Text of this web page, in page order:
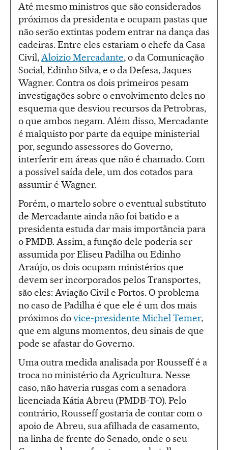
Até mesmo ministros que são considerados
próximos da presidenta e ocupam pastas que
não serão extintas podem entrar na dança das
cadeiras. Entre eles estariam o chefe da Casa
Civil,Aloizio Mercadante, o da Comunicação
Social, Edinho Silva, e o da Defesa, Jaques
Wagner. Contra os dois primeiros pesam
investigações sobre o envolvimento deles no
esquema que desviou recursos da Petrobras,
o que ambos negam. Além disso, Mercadante
é malquisto por parte da equipe ministerial
por, segundo assessores do Governo,
interferir em áreas que não é chamado. Com
a possível saída dele, um dos cotados para
assumir é Wagner.
Porém, o martelo sobre o eventual substituto
de Mercadante ainda não foi batido e a
presidenta estuda dar mais importância para
o PMDB. Assim, a função dele poderia ser
assumida por Eliseu Padilha ou Edinho
Araújo, os dois ocupam ministérios que
devem ser incorporados pelos Transportes,
são eles: Aviação Civil e Portos. O problema
no caso de Padilha é que ele é um dos mais
próximos dovice-presidente Michel Temer,
que em alguns momentos, deu sinais de que
pode se afastar do Governo.
Uma outra medida analisada por Rousseff é a
troca no ministério da Agricultura. Nesse
caso, não haveria rusgas com a senadora
licenciada Kátia Abreu (PMDB-TO). Pelo
contrário, Rousseff gostaria de contar com o
apoio de Abreu, sua afilhada de casamento,
na linha de frente do Senado, onde o seu